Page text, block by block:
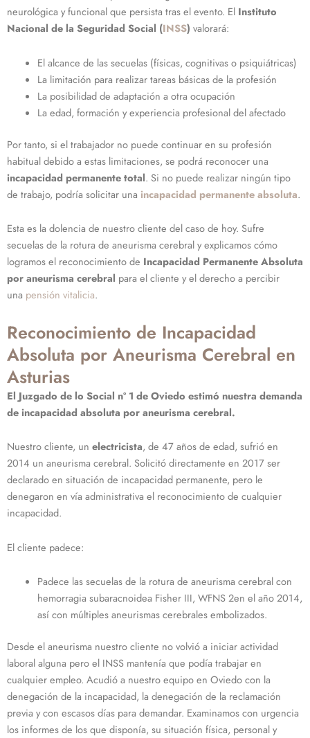
neurológica y funcional que persista tras el evento. El Instituto
Nacional de la Seguridad Social (INSS) valorará:
El alcance de las secuelas (físicas, cognitivas o psiquiátricas)
La limitación para realizar tareas básicas de la profesión
La posibilidad de adaptación a otra ocupación
La edad, formación y experiencia profesional del afectado
Por tanto, si el trabajador no puede continuar en su profesión
habitual debido a estas limitaciones, se podrá reconocer una
incapacidad permanente total. Si no puede realizar ningún tipo
de trabajo, podría solicitar una incapacidad permanente absoluta.
Esta es la dolencia de nuestro cliente del caso de hoy. Sufre
secuelas de la rotura de aneurisma cerebraly explicamos cómo
logramos el reconocimiento de Incapacidad Permanente Absoluta
por aneurisma cerebral para el cliente y el derecho a percibir
una pensión vitalicia.
Reconocimiento de Incapacidad
Absoluta por Aneurisma Cerebral en
Asturias
El Juzgado de lo Social nº 1 de Oviedo estimó nuestra demanda
de incapacidad absoluta por aneurisma cerebral.
Nuestro cliente, un electricista, de 47 años de edad, sufrió en
2014 un aneurisma cerebral. Solicitó directamente en 2017 ser
declarado en situación de incapacidad permanente, pero le
denegaron en vía administrativa el reconocimiento de cualquier
incapacidad.
El cliente padece:
Padece las secuelas de la rotura de aneurisma cerebral con
hemorragia subaracnoidea Fisher III, WFNS 2en el año 2014,
así con múltiples aneurismas cerebrales embolizados.
Desde el aneurisma nuestro cliente no volvió a iniciar actividad
laboral alguna pero el INSS mantenía que podía trabajar en
cualquier empleo. Acudió a nuestro equipo en Oviedo con la
denegación de la incapacidad, la denegación de la reclamación
previa y con escasos días para demandar. Examinamos con urgencia
los informes de los que disponía, su situación física, personal y